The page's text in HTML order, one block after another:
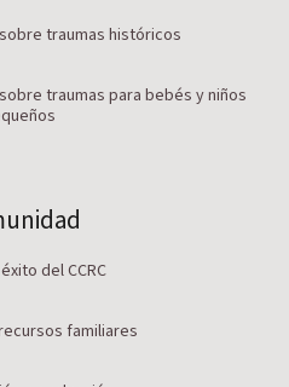
traumas históricos
traumas para bebés y niños
del CCRC
familiares